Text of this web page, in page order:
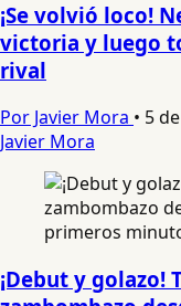
¡Se volvió loco!
victoria y luego
rival
Por Javier Mora • 5
Javier Mora
¡Debut y golazo!